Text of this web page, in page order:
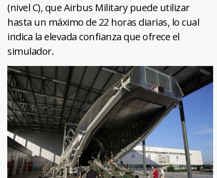
(nivel C), que Airbus Military puede utilizar
hasta un máximo de 22 horas diarias, lo cual
indica la elevada confianza que ofrece el
simulador.